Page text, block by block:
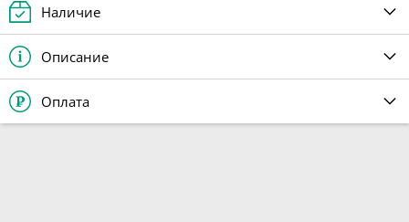
Наличие
Описание
Оплата